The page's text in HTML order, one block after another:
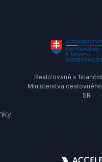
Realizované s
Ministerstva
SR